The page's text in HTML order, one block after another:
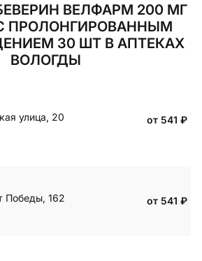
ВЕЛФАРМ 200 МГ
ПРОЛОНГИРОВАННЫМ
30 ШТ В АПТЕКАХ
ВОЛОГДЫ
улица, 20 от 541 ₽
Победы, 162 от 541 ₽